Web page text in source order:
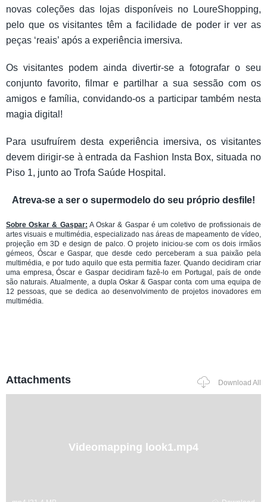
novas coleções das lojas disponíveis no LoureShopping,
pelo que os visitantes têm a facilidade de poder ir ver as
peças ‘reais’ após a experiência imersiva.
Os visitantes podem ainda divertir-se a fotografar o seu
conjunto favorito, filmar e partilhar a sua sessão com os
amigos e família, convidando-os a participar também nesta
magia digital!
Para usufruírem desta experiência imersiva, os visitantes
devem dirigir-se à entrada da Fashion Insta Box, situada no
Piso 1, junto ao Trofa Saúde Hospital.
Atreva-se a ser o supermodelo do seu próprio desfile!
Sobre Oskar & Gaspar: A Oskar & Gaspar é um coletivo de profissionais de
artes visuais e multimédia, especializado nas áreas de mapeamento de vídeo,
projeção em 3D e design de palco. O projeto iniciou-se com os dois irmãos
gémeos, Óscar e Gaspar, que desde cedo perceberam a sua paixão pela
multimédia, e por tudo aquilo que esta permitia fazer. Quando decidiram criar
uma empresa, Óscar e Gaspar decidiram fazê-lo em Portugal, país de onde
são naturais. Atualmente, a dupla Oskar & Gaspar conta com uma equipa de
12 pessoas, que se dedica ao desenvolvimento de projetos inovadores em
multimédia.
Attachments Download All
Videomapping look1.mp4